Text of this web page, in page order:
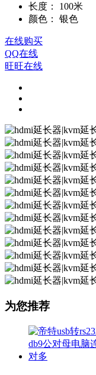
长度：
100米
颜色：
银色
在线购买
QQ在线
旺旺在线
为您推荐